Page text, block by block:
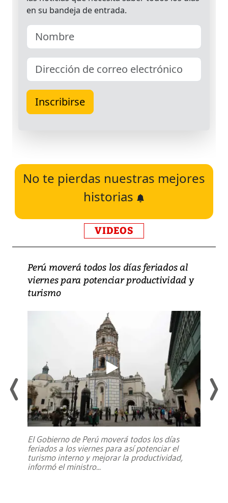
No te pierdas nuestras mejores
historias
VIDEOS
Perú moverá todos los días feriados al
viernes para potenciar productividad y
turismo
El Gobierno de Perú moverá todos los días
feriados a los viernes para así potenciar el
turismo interno y mejorar la productividad,
informó el ministro...